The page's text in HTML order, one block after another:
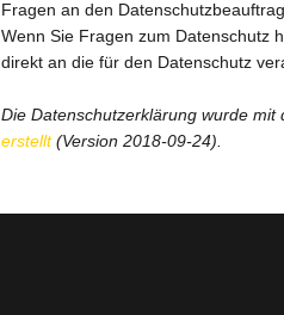
Fragen an den
Wenn Sie Fragen zum Datenschutz
direkt an die für den Datenschutz
Die Datenschutzerklärung wurde mit
erstellt(Version 2018-09-24).